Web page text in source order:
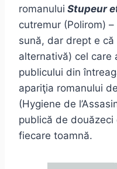
romanului Stupeur
cutremur (Polirom)
sună, dar drept e
alternativă) cel care
publicului din
apariţia romanului
(Hygiene de
publică de
fiecare toamnă.